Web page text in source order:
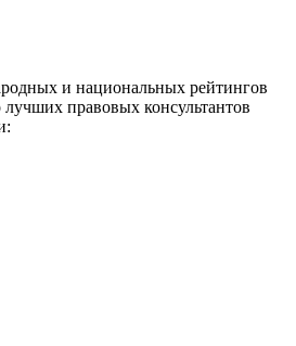
и национальных рейтингов
лучших правовых консультантов